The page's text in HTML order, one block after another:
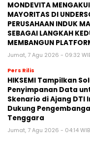
MONDEVITA
MAYORITAS DI
PERUSAHAAN INDUK
SEBAGAI LANGKAH
MEMBANGUN
Jumat, 7 Agu 2026 - 09:32
Pers Rilis
HIKSEMI Tampilkan
Penyimpanan Data
Skenario di Ajang DTI
Dukung
Tenggara
Jumat, 7 Agu 2026 - 04:14 WIB